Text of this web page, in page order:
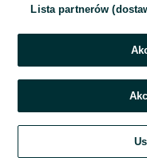
Lista partnerów